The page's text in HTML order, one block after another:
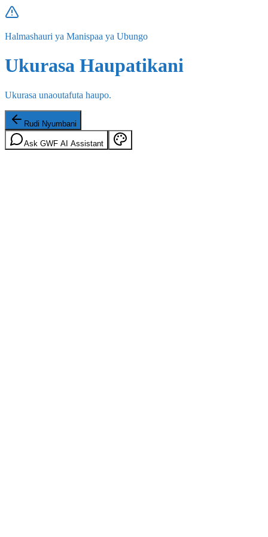
Halmashauri ya Manispaa ya Ubungo
Ukurasa Haupatikani
Ukurasa unaoutafuta haupo.
Rudi Nyumbani
Ask GWF AI Assistant